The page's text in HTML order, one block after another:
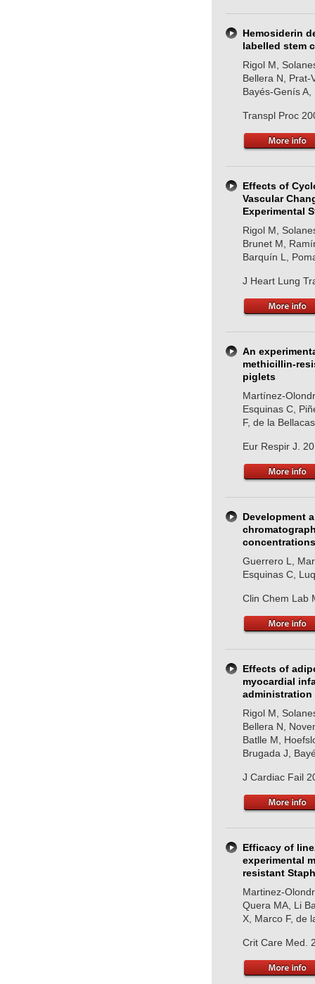
Hemosiderin
labelled stem
Rigol M,
Bellera N, Prat-
Bayés-Genís A,
Transpl Proc
Effects of
Vascular
Experimental
Rigol M,
Brunet M,
Barquín L,
J Heart Lung
An
methicillin-
piglets
Martínez-
Esquinas C,
F, de la
Eur Respir J.
Development
Guerrero L,
Esquinas C,
Clin Chem Lab
Effects of
myocardial
administration
Rigol M,
Bellera N,
Batlle M,
Brugada J,
J Cardiac Fail
Efficacy of
experimental
resistant
Martinez-
Quera MA, Li
X, Marco F, de
Crit Care Med.